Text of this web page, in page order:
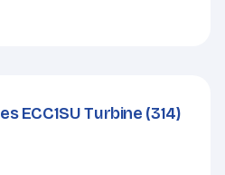
ECC1SU Turbine (314)